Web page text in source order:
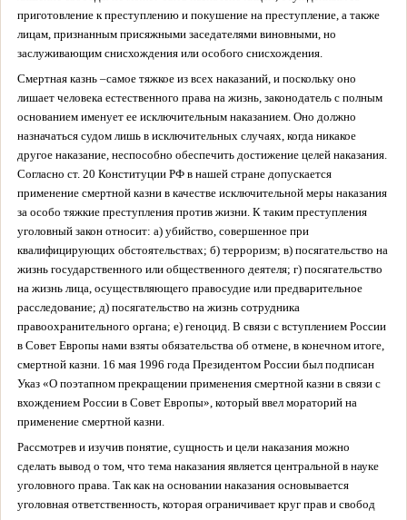
приготовление к преступлению и покушение на преступление, а также
лицам, признанным присяжными заседателями виновными, но
заслуживающим снисхождения или особого снисхождения.
Смертная казнь –самое тяжкое из всех наказаний, и поскольку оно
лишает человека естественного права на жизнь, законодатель с полным
основанием именует ее исключительным наказанием. Оно должно
назначаться судом лишь в исключительных случаях, когда никакое
другое наказание, неспособно обеспечить достижение целей наказания.
Согласно ст. 20 Конституции РФ в нашей стране допускается
применение смертной казни в качестве исключительной меры наказания
за особо тяжкие преступления против жизни. К таким преступления
уголовный закон относит: а) убийство, совершенное при
квалифицирующих обстоятельствах; б) терроризм; в) посягательство на
жизнь государственного или общественного деятеля; г) посягательство
на жизнь лица, осуществляющего правосудие или предварительное
расследование; д) посягательство на жизнь сотрудника
правоохранительного органа; е) геноцид. В связи с вступлением России
в Совет Европы нами взяты обязательства об отмене, в конечном итоге,
смертной казни. 16 мая 1996 года Президентом России был подписан
Указ «О поэтапном прекращении применения смертной казни в связи с
вхождением России в Совет Европы», который ввел мораторий на
применение смертной казни.
Рассмотрев и изучив понятие, сущность и цели наказания можно
сделать вывод о том, что тема наказания является центральной в науке
уголовного права. Так как на основании наказания основывается
уголовная ответственность, которая ограничивает круг прав и свобод